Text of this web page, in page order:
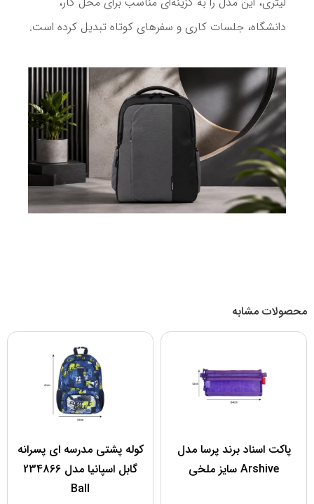
دانشگاه، جلسات کاری و سفرهای کوتاه تبدیل کرده است.
محصولات مشابه
پاکت اسناد برند پرسا مدل
Arshive سایز ملخی
کوله پشتی مدرسه ای پسرانه
گابل اسپانیا مدل 234866
Ball